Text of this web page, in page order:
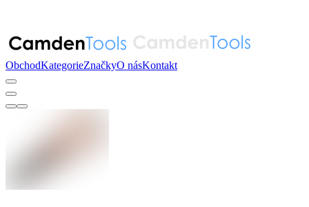
ObchodKategorieZnačkyO násKontakt